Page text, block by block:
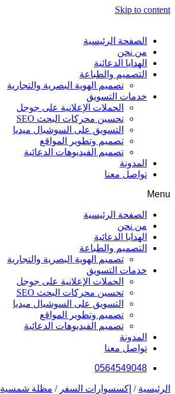
Skip to content
الصفحة الرئيسية
من نحن
الهدايا الدعائية
التصميم والطباعة
تصميم الهوية البصرية والتجارية
خدمات التسويق
الحملات الإعلانية على جوجل
تحسين محركات البحث SEO
التسويق على السوشيال ميديا
تصميم وتطوير المواقع
تصميم الفيديوهات الدعائية
المدونة
تواصل معنا
Menu
الصفحة الرئيسية
من نحن
الهدايا الدعائية
التصميم والطباعة
تصميم الهوية البصرية والتجارية
خدمات التسويق
الحملات الإعلانية على جوجل
تحسين محركات البحث SEO
التسويق على السوشيال ميديا
تصميم وتطوير المواقع
تصميم الفيديوهات الدعائية
المدونة
تواصل معنا
0564549048
الرئيسية / إكسسوارات السفر / مظلة شمسية